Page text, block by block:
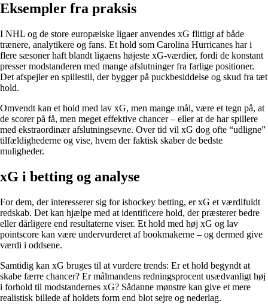
Eksempler fra praksis
I NHL og de store europæiske ligaer anvendes xG flittigt af både
trænere, analytikere og fans. Et hold som Carolina Hurricanes har i
flere sæsoner haft blandt ligaens højeste xG-værdier, fordi de konstant
presser modstanderen med mange afslutninger fra farlige positioner.
Det afspejler en spillestil, der bygger på puckbesiddelse og skud fra tæt
hold.
Omvendt kan et hold med lav xG, men mange mål, være et tegn på, at
de scorer på få, men meget effektive chancer – eller at de har spillere
med ekstraordinær afslutningsevne. Over tid vil xG dog ofte “udligne”
tilfældighederne og vise, hvem der faktisk skaber de bedste
muligheder.
xG i betting og analyse
For dem, der interesserer sig for ishockey betting, er xG et værdifuldt
redskab. Det kan hjælpe med at identificere hold, der præsterer bedre
eller dårligere end resultaterne viser. Et hold med høj xG og lav
pointscore kan være undervurderet af bookmakerne – og dermed give
værdi i oddsene.
Samtidig kan xG bruges til at vurdere trends: Er et hold begyndt at
skabe færre chancer? Er målmandens redningsprocent usædvanligt høj
i forhold til modstandernes xG? Sådanne mønstre kan give et mere
realistisk billede af holdets form end blot sejre og nederlag.